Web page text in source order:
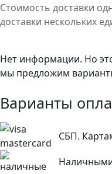
Стоимость доставки
доставки нескольких
Нет информации. Но
мы предложим
Варианты
СБП.